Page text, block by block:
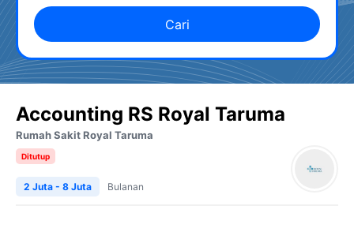
Cari
Accounting RS Royal Taruma
Rumah Sakit Royal Taruma
Ditutup
2 Juta - 8 Juta Bulanan